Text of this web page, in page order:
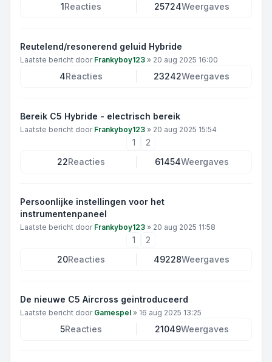
1Reacties 25724Weergaves
Reutelend/resonerend geluid Hybride
Laatste bericht door Frankyboy123 » 20 aug 2025 16:00
4Reacties 23242Weergaves
Bereik C5 Hybride - electrisch bereik
Laatste bericht door Frankyboy123 » 20 aug 2025 15:54
1
2
22Reacties 61454Weergaves
Persoonlijke instellingen voor het
instrumentenpaneel
Laatste bericht door Frankyboy123 » 20 aug 2025 11:58
1
2
20Reacties 49228Weergaves
De nieuwe C5 Aircross geintroduceerd
Laatste bericht door Gamespel » 16 aug 2025 13:25
5Reacties 21049Weergaves